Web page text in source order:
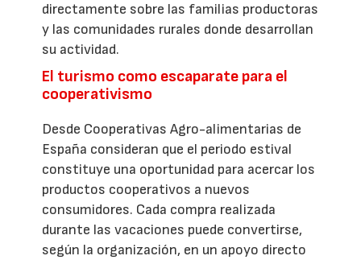
directamente sobre las familias productoras
y las comunidades rurales donde desarrollan
su actividad.
El turismo como escaparate para el
cooperativismo
Desde Cooperativas Agro-alimentarias de
España consideran que el periodo estival
constituye una oportunidad para acercar los
productos cooperativos a nuevos
consumidores. Cada compra realizada
durante las vacaciones puede convertirse,
según la organización, en un apoyo directo